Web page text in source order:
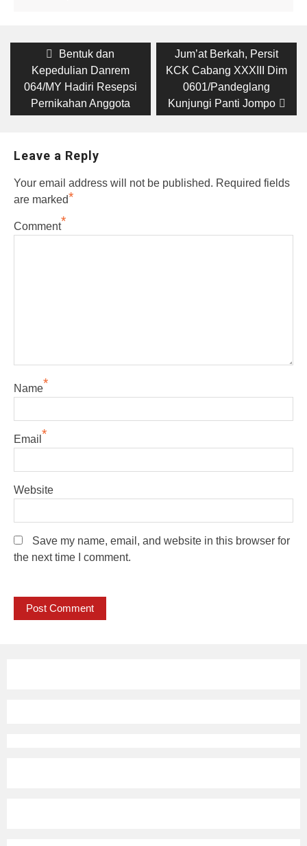
navigation
Previous
post:
Bentuk dan
Kepedulian Danrem
064/MY Hadiri Resepsi
Pernikahan Anggota
Next
post:
Jum’at Berkah, Persit
KCK Cabang XXXIII Dim
0601/Pandeglang
Kunjungi Panti Jompo
Leave a Reply
Your email address will not be published. Required fields
are marked*
Comment*
Name*
Email *
Website
Save my name, email, and website in this browser for
the next time I comment.